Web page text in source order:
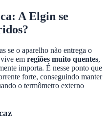
A Elgin se
se o aparelho não entrega o
em regiões muito quentes,
importa. É nesse ponto que
forte, conseguindo manter
o termômetro externo